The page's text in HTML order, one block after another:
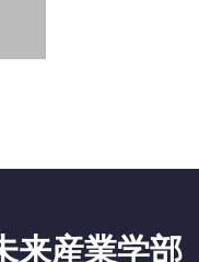
来産業学部